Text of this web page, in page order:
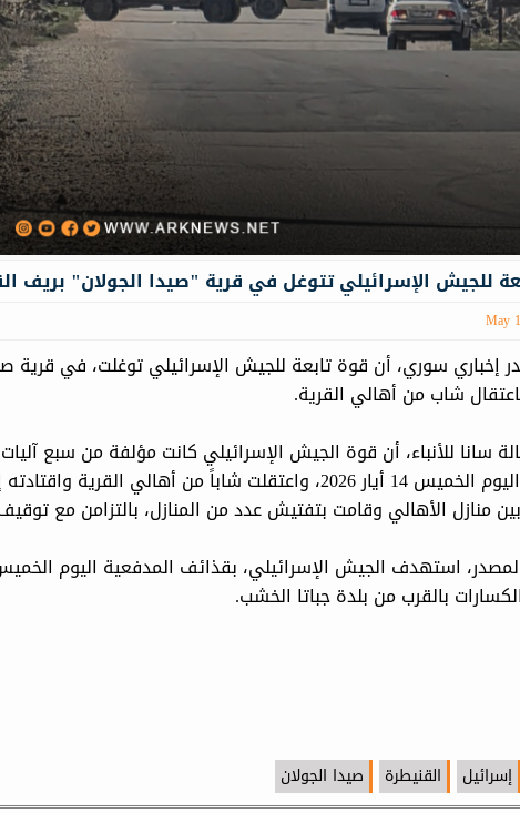
للجيش الإسرائيلي تتوغل في قرية "صيدا الجولان" بريف
May
إخباري سوري، أن قوة تابعة للجيش الإسرائيلي توغلت، في قرية
شاب من أهالي القرية.‏
سانا للأنباء، أن قوة الجيش الإسرائيلي كانت مؤلفة من سبع
الجولان اليوم الخميس 14 أيار 2026، واعتقلت شاباً من أهالي
منازل الأهالي وقامت بتفتيش عدد من المنازل، بالتزامن مع
استهدف الجيش الإسرائيلي، بقذائف ‏المدفعية اليوم
بالقرب من بلدة ‏جباتا الخشب.‏
إسرائيل القنيطرة صيدا الجولان